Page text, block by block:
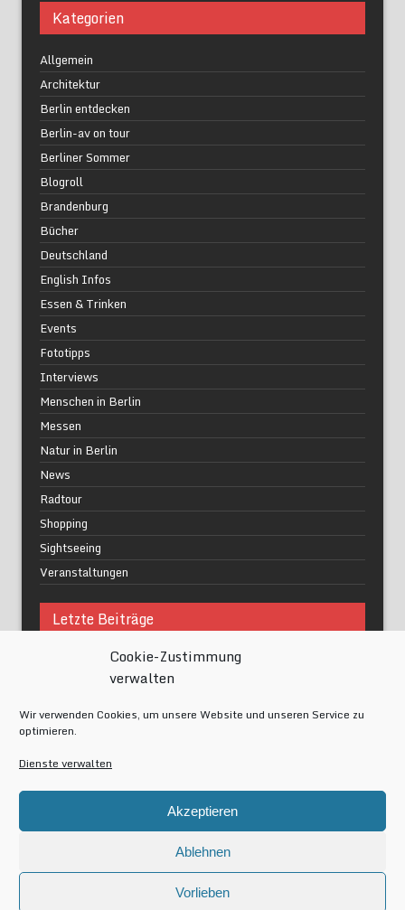
Cookie-Zustimmung
verwalten
Wir verwenden Cookies, um unsere Website und unseren Service zu
optimieren.
Dienste verwalten
Akzeptieren
Ablehnen
Vorlieben
Kategorien
Allgemein
Architektur
Berlin entdecken
Berlin-av on tour
Berliner Sommer
Blogroll
Brandenburg
Bücher
Deutschland
English Infos
Essen & Trinken
Events
Fototipps
Interviews
Menschen in Berlin
Messen
Natur in Berlin
News
Radtour
Shopping
Sightseeing
Veranstaltungen
Letzte Beiträge
Was macht urbane Lebensqualität wirklich aus?
Grüne Oasen in Berlin
Festival of Lights Berlin 2024
Gesund schlafen im modernen Alltag
WordPress.org